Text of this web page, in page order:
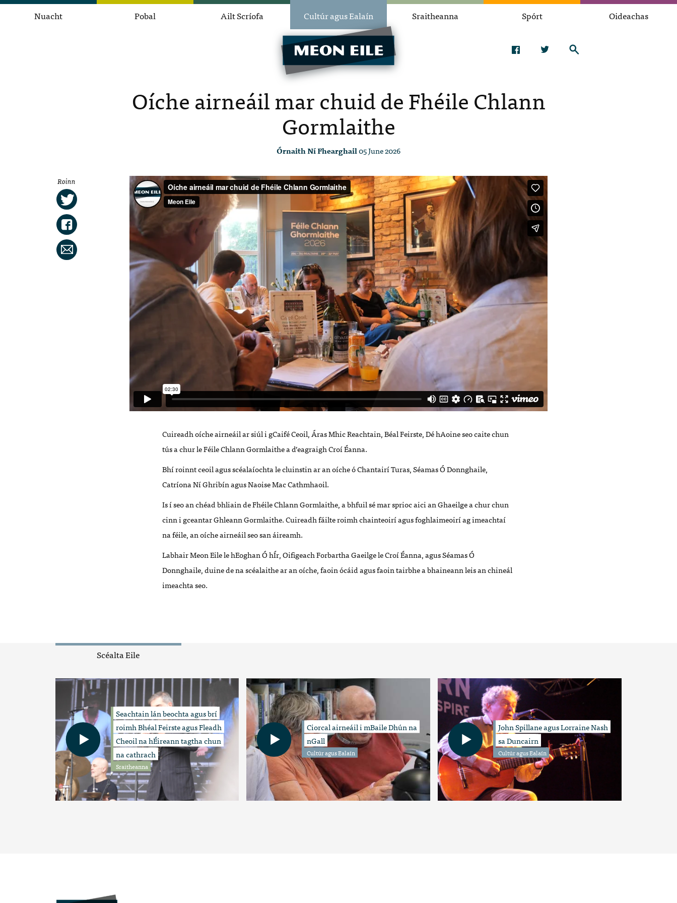
Nuacht Pobal Ailt Scríofa Cultúr agus Ealaín Sraitheanna Spórt Oideachas
Oíche airneáil mar chuid de Fhéile Chlann
Gormlaithe
Órnaith Ní Fhearghail05 June 2026
Roinn
Cuireadh oíche airneáil ar siúl i gCaifé Ceoil, Áras Mhic Reachtain, Béal Feirste, Dé hAoine seo caite chun
tús a chur le Féile Chlann Gormlaithe a d’eagraigh Croí Éanna.
Bhí roinnt ceoil agus scéalaíochta le cluinstin ar an oíche ó Chantairí Turas, Séamas Ó Donnghaile,
Catríona Ní Ghribín agus Naoise Mac Cathmhaoil.
Is í seo an chéad bhliain de Fhéile Chlann Gormlaithe, a bhfuil sé mar sprioc aici an Ghaeilge a chur chun
cinn i gceantar Ghleann Gormlaithe. Cuireadh fáilte roimh chainteoirí agus foghlaimeoirí ag imeachtaí
na féile, an oíche airneáil seo san áireamh.
Labhair Meon Eile le hEoghan Ó hÍr, Oifigeach Forbartha Gaeilge le Croí Éanna, agus Séamas Ó
Donnghaile, duine de na scéalaithe ar an oíche, faoin ócáid agus faoin tairbhe a bhaineann leis an chineál
imeachta seo.
Scéalta Eile
Seachtain lán beochta agus brí
roimh Bhéal Feirste agus Fleadh
Cheoil na hÉireann tagtha chun
na cathrach
Sraitheanna
Ciorcal airneáil i mBaile Dhún na
nGall
Cultúr agus Ealaín
John Spillane agus Lorraine Nash
sa Duncairn
Cultúr agus Ealaín